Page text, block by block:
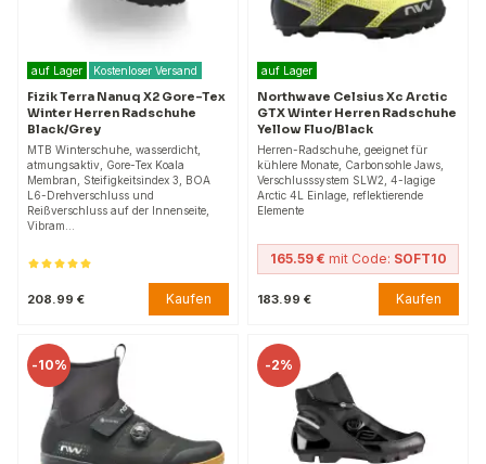
auf Lager Kostenloser Versand
Fizik Terra Nanuq X2 Gore-Tex
Winter Herren Radschuhe
Black/Grey
MTB Winterschuhe, wasserdicht,
atmungsaktiv, Gore-Tex Koala
Membran, Steifigkeitsindex 3, BOA
L6-Drehverschluss und
Reißverschluss auf der Innenseite,
Vibram…
208.99 € Kaufen
auf Lager
Northwave Celsius Xc Arctic
GTX Winter Herren Radschuhe
Yellow Fluo/Black
Herren-Radschuhe, geeignet für
kühlere Monate, Carbonsohle Jaws,
Verschlusssystem SLW2, 4-lagige
Arctic 4L Einlage, reflektierende
Elemente
165.59 € mit Code: SOFT10
183.99 € Kaufen
-10% -2%